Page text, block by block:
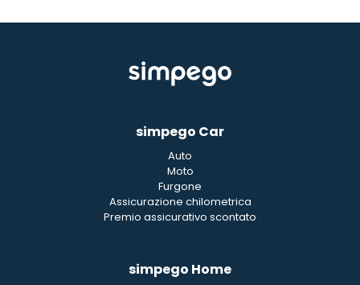
simpego Car
Auto
Moto
Furgone
Assicurazione chilometrica
Premio assicurativo scontato
simpego Home